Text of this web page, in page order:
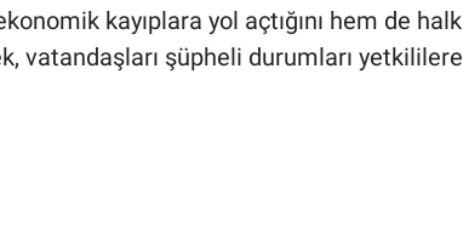
kayıplara yol açtığını hem de halk
vatandaşları şüpheli durumları yetkililere